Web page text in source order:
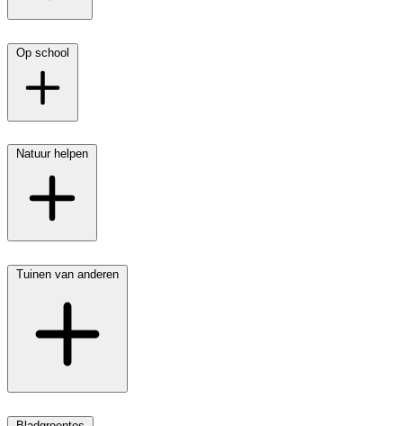
Op school
Natuur helpen
Tuinen van anderen